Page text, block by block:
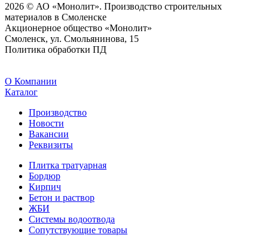
2026 © АО «Монолит». Производство строительных
материалов в Смоленске
Акционерное общество «Монолит»
Смоленск, ул. Смольянинова, 15
Политика обработки ПД
O Компании
Каталог
Производство
Новости
Вакансии
Реквизиты
Плитка тратуарная
Бордюр
Кирпич
Бетон и раствор
ЖБИ
Системы водоотвода
Сопутствующие товары